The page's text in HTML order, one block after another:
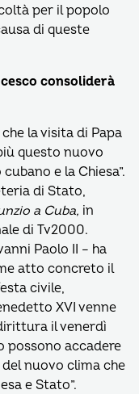
per il popolo
di queste
consoliderà
la visita di Papa
questo nuovo
e la Chiesa”.
di Stato,
a Cuba, in
di Tv2000.
Paolo II – ha
atto concreto il
civile,
XVI venne
il venerdì
possono accadere
nuovo clima che
e Stato”.